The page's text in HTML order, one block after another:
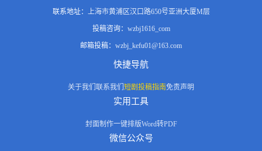
风暴……
联系地址： 上海市黄浦区汉口路650号亚洲大厦M层
投稿咨询： wzbj1616_com
邮箱投稿： wzbj_kefu01@163.com
快捷导航
关于我们 联系我们 短剧投稿指南免责声明
实用工具
封面制作一键排版Word转PDF
微信公众号